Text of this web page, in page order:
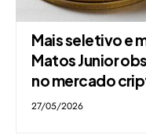
Mais seletivo e
Matos Junior
no mercado
27/05/2026